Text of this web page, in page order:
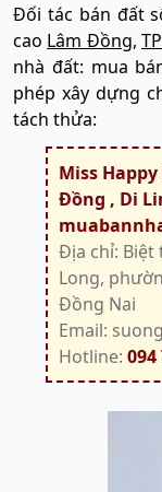
Đối tác bán đất
cao Lâm Đồng,
nhà đất: mua
phép xây dựng
tách thửa:
Miss
Đồng , Di
Địa chỉ: Biệt
Long,
Đồng Nai
Email:
Hotline: 094